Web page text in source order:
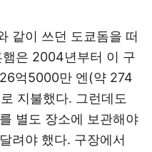
같이 쓰던 도쿄돔을 떠
은 2004년부터 이 구
억5000만 엔(약 274
지불했다. 그런데도
별도 장소에 보관해야
려야 했다. 구장에서